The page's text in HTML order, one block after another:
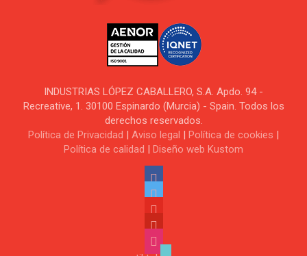
INDUSTRIAS LÓPEZ CABALLERO, S.A. Apdo. 94 -
Recreative, 1. 30100 Espinardo (Murcia) - Spain. Todos los
derechos reservados.
Política de Privacidad
Aviso legal Política de cookies
Política de calidad
Diseño web Kustom